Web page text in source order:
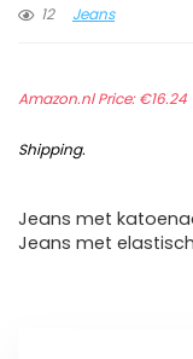
12
Jeans
Amazon.nl Price:€16.24
Shipping.
Jeans met
Jeans met